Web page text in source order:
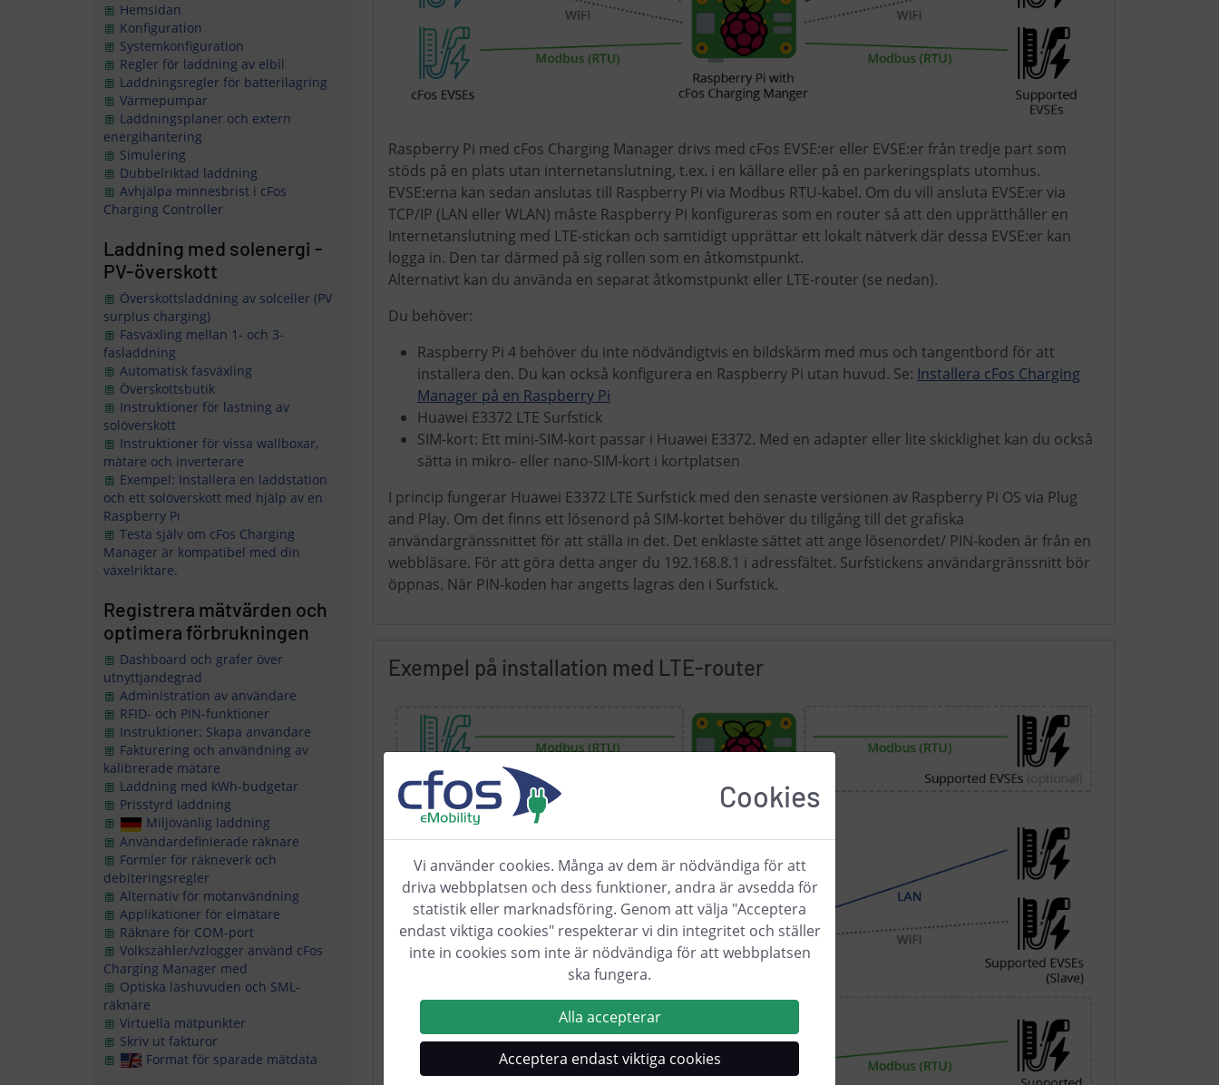
Hemsidan
Konfiguration
Systemkonfiguration
Regler för laddning av elbil
Laddningsregler för batterilagring
Värmepumpar
Laddningsplaner och extern
energihantering
Simulering
Dubbelriktad laddning
Avhjälpa minnesbrist i cFos
Charging Controller
Laddning med solenergi -
PV-överskott
Överskottsladdning av solceller (PV
surplus charging)
Fasväxling mellan 1- och 3-
fasladdning
Automatisk fasväxling
Överskottsbutik
Instruktioner för lastning av
solöverskott
Instruktioner för vissa wallboxar,
mätare och inverterare
Exempel: Installera en laddstation
och ett solöverskott med hjälp av en
Raspberry Pi
Testa själv om cFos Charging
Manager är kompatibel med din
växelriktare.
Registrera mätvärden och
optimera förbrukningen
Dashboard och grafer över
utnyttjandegrad
Administration av användare
RFID- och PIN-funktioner
Instruktioner: Skapa användare
Fakturering och användning av
kalibrerade mätare
Laddning med kWh-budgetar
Prisstyrd laddning
Miljövänlig laddning
Användardefinierade räknare
Formler för räkneverk och
debiteringsregler
Alternativ för motanvändning
Applikationer för elmätare
Räknare för COM-port
Volkszähler/vzloggeranvänd cFos
Charging Manager med
Optiska läshuvuden och SML-
räknare
Virtuella mätpunkter
Skriv ut fakturor
Format för sparade mätdata
Raspberry Pi med cFos Charging Manager drivs med cFos EVSE:er eller EVSE:er från tredje part som
stöds på en plats utan internetanslutning, t.ex. i en källare eller på en parkeringsplats utomhus.
EVSE:erna kan sedan anslutas till Raspberry Pi via Modbus RTU-kabel. Om du vill ansluta EVSE:er via
TCP/IP (LAN eller WLAN) måste Raspberry Pi konfigureras som en router så att den upprätthåller en
Internetanslutning med LTE-stickan och samtidigt upprättar ett lokalt nätverk där dessa EVSE:er kan
logga in. Den tar därmed på sig rollen som en åtkomstpunkt.
Alternativt kan du använda en separat åtkomstpunkt eller LTE-router (se nedan).
Du behöver:
Raspberry Pi 4 behöver du inte nödvändigtvis en bildskärm med mus och tangentbord för att
installera den. Du kan också konfigurera en Raspberry Pi utan huvud. Se: Installera cFos Charging
Manager på en Raspberry Pi
Huawei E3372 LTE Surfstick
SIM-kort: Ett mini-SIM-kort passar i Huawei E3372. Med en adapter eller lite skicklighet kan du också
sätta in mikro- eller nano-SIM-kort i kortplatsen
I princip fungerar Huawei E3372 LTE Surfstick med den senaste versionen av Raspberry Pi OS via Plug
and Play. Om det finns ett lösenord på SIM-kortet behöver du tillgång till det grafiska
användargränssnittet för att ställa in det. Det enklaste sättet att ange lösenordet/ PIN-koden är från en
webbläsare. För att göra detta anger du 192.168.8.1 i adressfältet. Surfstickens användargränssnitt bör
öppnas. När PIN-koden har angetts lagras den i Surfstick.
Exempel på installation med LTE-router
Cookies
Vi använder cookies. Många av dem är nödvändiga för att
driva webbplatsen och dess funktioner, andra är avsedda för
statistik eller marknadsföring. Genom att välja "Acceptera
endast viktiga cookies" respekterar vi din integritet och ställer
inte in cookies som inte är nödvändiga för att webbplatsen
ska fungera.
Alla accepterar
Acceptera endast viktiga cookies